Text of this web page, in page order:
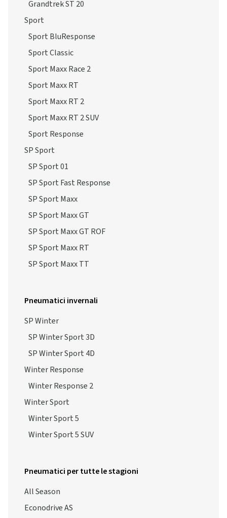
Grandtrek ST 20
Sport
Sport BluResponse
Sport Classic
Sport Maxx Race 2
Sport Maxx RT
Sport Maxx RT 2
Sport Maxx RT 2 SUV
Sport Response
SP Sport
SP Sport 01
SP Sport Fast Response
SP Sport Maxx
SP Sport Maxx GT
SP Sport Maxx GT ROF
SP Sport Maxx RT
SP Sport Maxx TT
Pneumatici invernali
SP Winter
SP Winter Sport 3D
SP Winter Sport 4D
Winter Response
Winter Response 2
Winter Sport
Winter Sport 5
Winter Sport 5 SUV
Pneumatici per tutte le stagioni
All Season
Econodrive AS